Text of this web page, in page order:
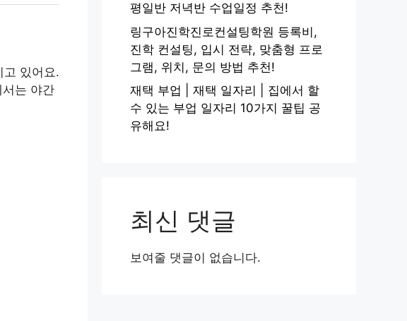
고 있어요.
는 야간
평일반 저녁반 수업일정 추천!
링구아진학진로컨설팅학원 등록비,
진학 컨설팅, 입시 전략, 맞춤형 프로
그램, 위치, 문의 방법 추천!
재택 부업 | 재택 일자리 | 집에서 할
수 있는 부업 일자리 10가지 꿀팁 공
유해요!
최신 댓글
보여줄 댓글이 없습니다.